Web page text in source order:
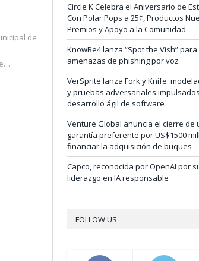
de
Circle K Celebra el Aniversario de
Con Polar Pops a 25¢, Productos
Premios y Apoyo a la Comunidad
KnowBe4 lanza “Spot the Vish”
amenazas de phishing por voz
VerSprite lanza Fork y Knife:
y pruebas adversariales
desarrollo ágil de software
Venture Global anuncia el cierre de
garantía preferente por US$1500
financiar la adquisición de buques
Capco, reconocida por OpenAI por
liderazgo en IA responsable
FOLLOW US